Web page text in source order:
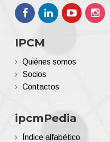
IPCM
Quiénes somos
Socios
Contactos
ipcmPedia
Índice alfabético